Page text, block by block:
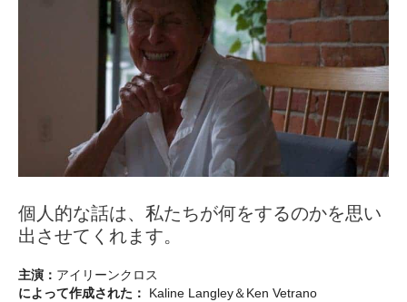
個人的な話は、私たちが何をするのかを思い
出させてくれます。
主演： アイリーンクロス
によって作成された：
Kaline Langley＆Ken Vetrano